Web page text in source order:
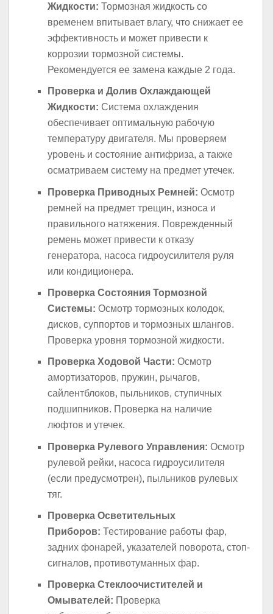
Жидкости: Тормозная жидкость со
временем впитывает влагу, что снижает ее
эффективность и может привести к
коррозии тормозной системы.
Рекомендуется ее замена каждые 2 года.
Проверка и Долив Охлаждающей
Жидкости: Система охлаждения
обеспечивает оптимальную рабочую
температуру двигателя. Мы проверяем
уровень и состояние антифриза, а также
осматриваем систему на предмет утечек.
Проверка Приводных Ремней: Осмотр
ремней на предмет трещин, износа и
правильного натяжения. Поврежденный
ремень может привести к отказу
генератора, насоса гидроусилителя руля
или кондиционера.
Проверка Состояния Тормозной
Системы: Осмотр тормозных колодок,
дисков, суппортов и тормозных шлангов.
Проверка уровня тормозной жидкости.
Проверка Ходовой Части: Осмотр
амортизаторов, пружин, рычагов,
сайлентблоков, пыльников, ступичных
подшипников. Проверка на наличие
люфтов и утечек.
Проверка Рулевого Управления: Осмотр
рулевой рейки, насоса гидроусилителя
(если предусмотрен), пыльников рулевых
тяг.
Проверка Осветительных
Приборов: Тестирование работы фар,
задних фонарей, указателей поворота, стоп-
сигналов, противотуманных фар.
Проверка Стеклоочистителей и
Омывателей: Проверка